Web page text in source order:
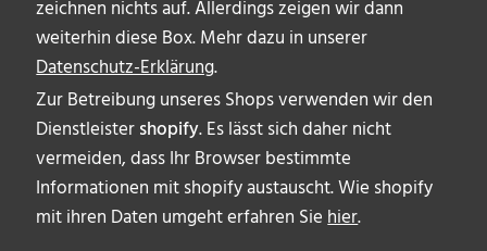
zeichnen nichts auf. Allerdings zeigen wir dann
weiterhin diese Box. Mehr dazu in unserer
Datenschutz-Erklärung.
Zur Betreibung unseres Shops verwenden wir den
Dienstleistershopify. Es lässt sich daher nicht
vermeiden, dass Ihr Browser bestimmte
Informationen mit shopify austauscht. Wie shopify
mit ihren Daten umgeht erfahren Siehier.
ÜBER UNS
AUTOR_INNEN